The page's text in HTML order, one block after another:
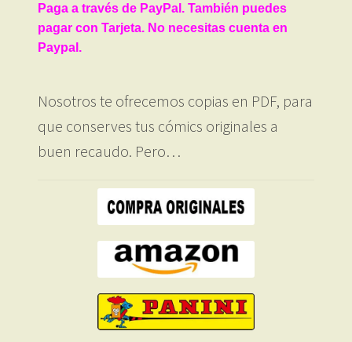
Paga a través de PayPal. También puedes
pagar con Tarjeta. No necesitas cuenta en
Paypal.
Nosotros te ofrecemos copias en PDF, para
que conserves tus cómics originales a
buen recaudo. Pero…